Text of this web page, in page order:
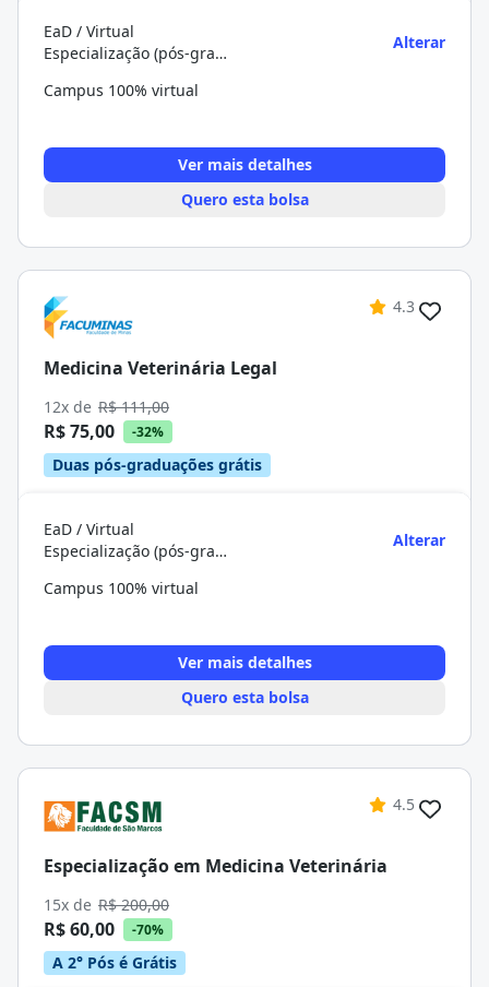
EaD / Virtual
Especialização (pós-graduação)
Alterar
Campus 100% virtual
Ver mais detalhes
Quero esta bolsa
4.3
Medicina Veterinária Legal
12x de R$ 111,00
R$ 75,00 -32%
Duas pós-graduações grátis
EaD / Virtual
Especialização (pós-graduação)
Alterar
Campus 100% virtual
Ver mais detalhes
Quero esta bolsa
4.5
Especialização em Medicina Veterinária
15x de R$ 200,00
R$ 60,00 -70%
A 2° Pós é Grátis